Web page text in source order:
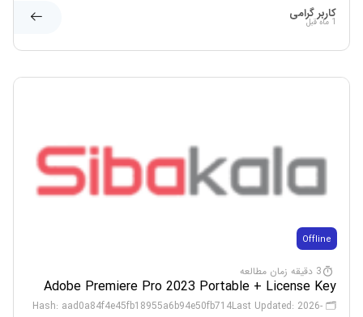
کاربر گرامی
1 ماه قبل
Offline
3 دقیقه زمان مطالعه
Adobe Premiere Pro 2023 Portable + License Key
[Patch] Genuine
🗂 Hash: aad0a84f4e45fb18955a6b94e50fb714Last Updated: 2026-